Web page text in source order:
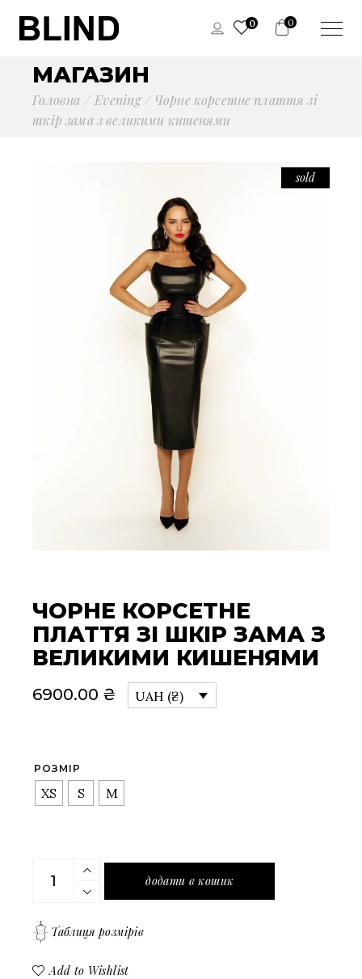
0 0
МАГАЗИН
Головна Evening
Чорне корсетне плаття зі
шкір зама з великими кишенями
sold
ЧОРНЕ КОРСЕТНЕ
ПЛАТТЯ ЗІ ШКІР ЗАМА З
ВЕЛИКИМИ КИШЕНЯМИ
6900.00 ₴ UAH (₴)
РОЗМІР
XS S M
Чорне корсетне плаття зі шкір зама з великими
додати в кошик
Таблиця розмірів
Add to Wishlist